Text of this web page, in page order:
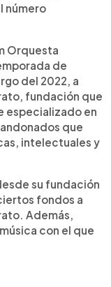
número
Orquesta
de
del 2022, a
fundación que
especializado en
que
intelectuales y
su fundación
fondos a
Además,
con el que